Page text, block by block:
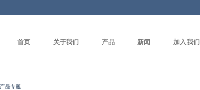
首页 关于我们 产品 新闻 加入我们
产品专题